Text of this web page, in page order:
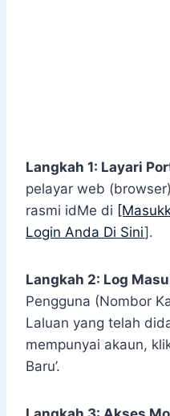
Langkah 1: Layari
pelayar web
rasmi idMe di
Login Anda Di Sini].
Langkah 2: Log
Pengguna (Nombor
Laluan yang telah
mempunyai akaun,
Baru’.